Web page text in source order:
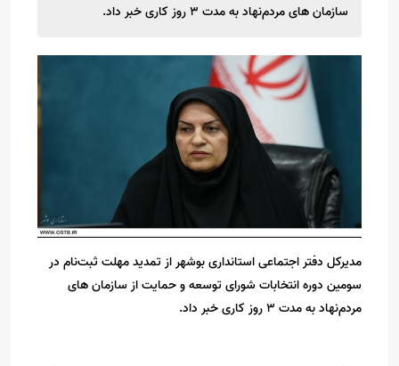
سازمان های مردم‌نهاد به مدت 3 روز کاری خبر داد.
مدیرکل دفتر اجتماعی استانداری بوشهر از تمدید مهلت ثبت‌نام در
سومین دوره انتخابات شورای توسعه و حمایت از سازمان های
مردم‌نهاد به مدت 3 روز کاری خبر داد.